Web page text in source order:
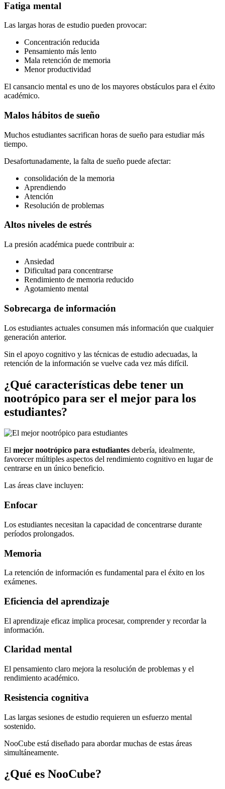
Fatiga mental
Las largas horas de estudio pueden provocar:
Concentración reducida
Pensamiento más lento
Mala retención de memoria
Menor productividad
El cansancio mental es uno de los mayores obstáculos para el éxito
académico.
Malos hábitos de sueño
Muchos estudiantes sacrifican horas de sueño para estudiar más
tiempo.
Desafortunadamente, la falta de sueño puede afectar:
consolidación de la memoria
Aprendiendo
Atención
Resolución de problemas
Altos niveles de estrés
La presión académica puede contribuir a:
Ansiedad
Dificultad para concentrarse
Rendimiento de memoria reducido
Agotamiento mental
Sobrecarga de información
Los estudiantes actuales consumen más información que cualquier
generación anterior.
Sin el apoyo cognitivo y las técnicas de estudio adecuadas, la
retención de la información se vuelve cada vez más difícil.
¿Qué características debe tener un
nootrópico para ser el mejor para los
estudiantes?
El mejor nootrópico para estudiantes debería, idealmente,
favorecer múltiples aspectos del rendimiento cognitivo en lugar de
centrarse en un único beneficio.
Las áreas clave incluyen:
Enfocar
Los estudiantes necesitan la capacidad de concentrarse durante
períodos prolongados.
Memoria
La retención de información es fundamental para el éxito en los
exámenes.
Eficiencia del aprendizaje
El aprendizaje eficaz implica procesar, comprender y recordar la
información.
Claridad mental
El pensamiento claro mejora la resolución de problemas y el
rendimiento académico.
Resistencia cognitiva
Las largas sesiones de estudio requieren un esfuerzo mental
sostenido.
NooCube está diseñado para abordar muchas de estas áreas
simultáneamente.
¿Qué es NooCube?